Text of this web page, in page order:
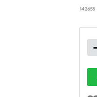
142653